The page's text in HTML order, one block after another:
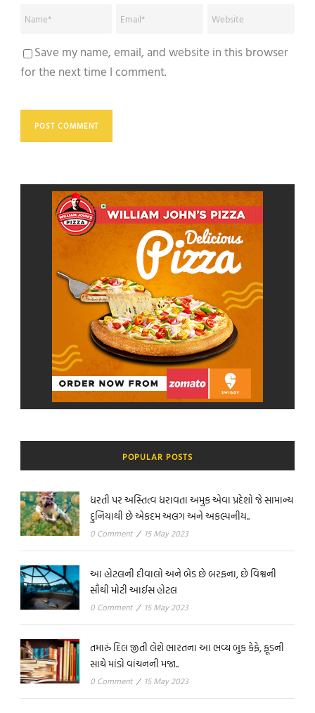
Save my name, email, and website in this browser
for the next time I comment.
POPULAR POSTS
ધરતી પર અસ્તિત્વ ધરાવતા અમુક એવા પ્રદેશો જે સામાન્ય
દુનિયાથી છે એકદમ અલગ અને અકલ્પનીય..
0 Comment / 15 May 2023
આ હોટલની દીવાલો અને બેડ છે બરફના, છે વિશ્વની
સૌથી મોટી આઈસ હોટલ
0 Comment / 15 May 2023
તમારું દિલ જીતી લેશે ભારતના આ ભવ્ય બુક કેફે, ફૂડની
સાથે માંડો વાંચનની મજા..
0 Comment / 15 May 2023